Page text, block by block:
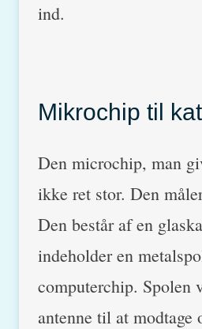
ind.
Mikrochip til
Den microchip, man
ikke ret stor. Den
Den består af en
indeholder en
computerchip. Spolen
antenne til at modtage